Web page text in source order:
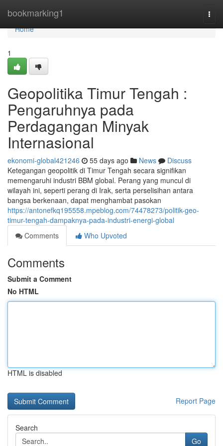
bookmarking1
Home
Home
1
Geopolitika Timur Tengah :
Pengaruhnya pada
Perdagangan Minyak
Internasional
ekonomi-global421246 55 days ago News
Discuss
Ketegangan geopolitik di Timur Tengah secara signifikan
memengaruhi industri BBM global. Perang yang muncul di
wilayah ini, seperti perang di Irak, serta perselisihan antara
bangsa berkenaan, dapat menghambat pasokan
https://antonefkq195558.mpeblog.com/74478273/politik-geo-
timur-tengah-dampaknya-pada-industri-energi-global
Comments
Who Upvoted
Comments
Submit a Comment
No HTML
HTML is disabled
Report Page
Search
Go